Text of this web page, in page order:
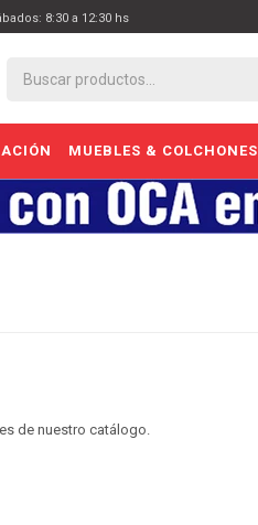
MUEBLES & COLCHONES
8:30 a 12:30 hs
de nuestro catálogo.